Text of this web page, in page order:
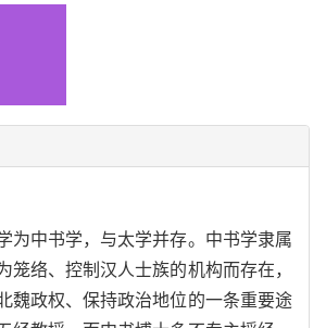
为中书学，与太学并存。中书学隶属
笼络、控制汉人士族的机构而存在，
魏政权、保持政治地位的一条重要途